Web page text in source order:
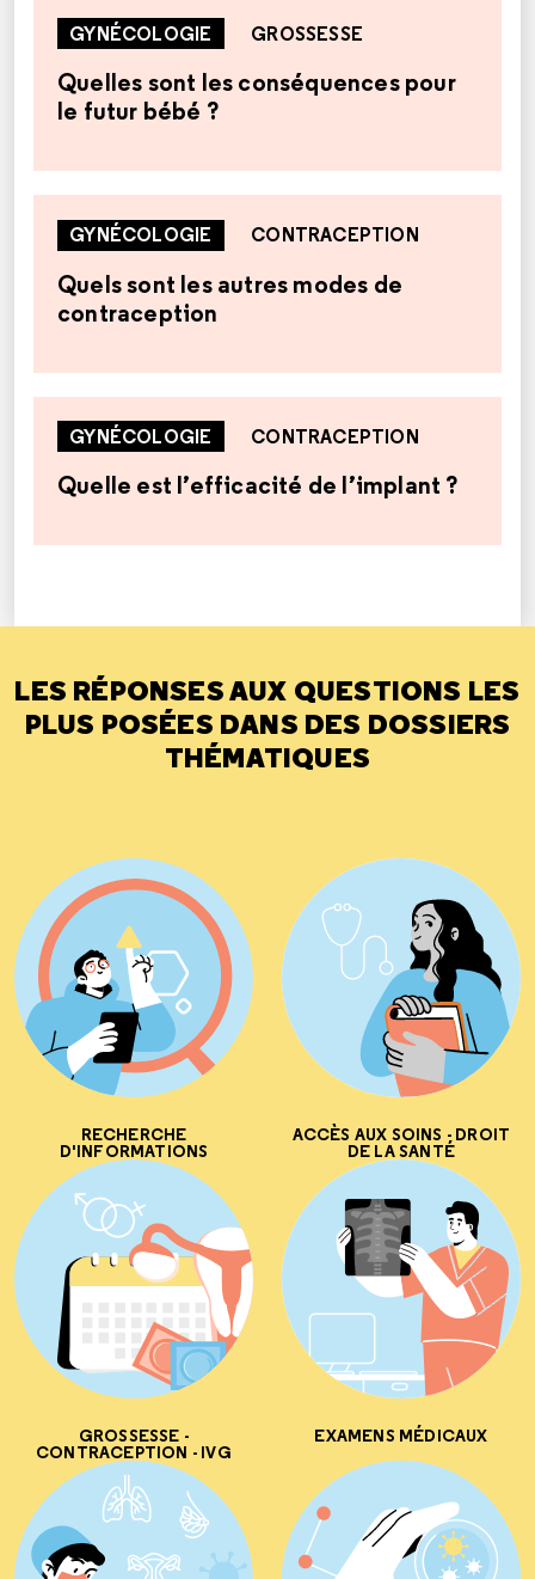
GYNÉCOLOGIE GROSSESSE
Quelles sont les conséquences pour
le futur bébé ?
GYNÉCOLOGIE CONTRACEPTION
Quels sont les autres modes de
contraception
GYNÉCOLOGIE CONTRACEPTION
Quelle est l’efficacité de l’implant ?
LES RÉPONSES AUX QUESTIONS LES
PLUS POSÉES DANS DES DOSSIERS
THÉMATIQUES
RECHERCHE
D'INFORMATIONS
ACCÈS AUX SOINS - DROIT
DE LA SANTÉ
GROSSESSE -
CONTRACEPTION - IVG
EXAMENS MÉDICAUX